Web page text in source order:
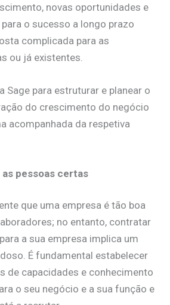
novas oportunidades e
o sucesso a longo prazo
complicada para as
ou já existentes.
Sage para estruturar e planear o
do crescimento do negócio
acompanhada da respetiva
pessoas certas
que uma empresa é tão boa
no entanto, contratar
a sua empresa implica um
É fundamental estabelecer
de capacidades e conhecimento
o seu negócio e a sua função e